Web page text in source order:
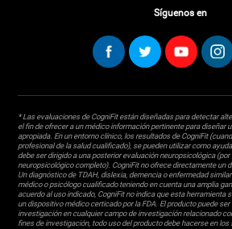
Síguenos en
* Las evaluaciones de CogniFit están diseñadas para detectar
el fin de ofrecer a un médico información pertinente para diseñar
apropiada. En un entorno clínico, los resultados de CogniFit
profesional de la salud cualificado), se pueden utilizar como
debe ser dirigido a una posterior evaluación neuropsicológica
neuropsicológico completo). CogniFit no ofrece directamente un
Un diagnóstico de TDAH, dislexia, demencia o enfermedad
médico o psicólogo cualificado teniendo en cuenta una amplia
acuerdo al uso indicado, CogniFit no indica que esta herramienta
un dispositivo médico certicado por la FDA. El producto puede
investigación en cualquier campo de investigación relacionado
fines de investigación, todo uso del producto debe hacerse en